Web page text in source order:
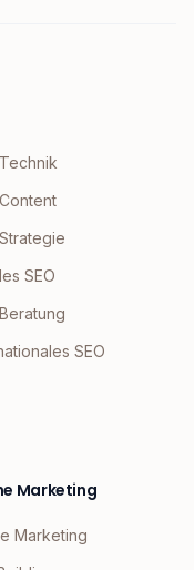
SEO
SEO
Marketing
Marketing